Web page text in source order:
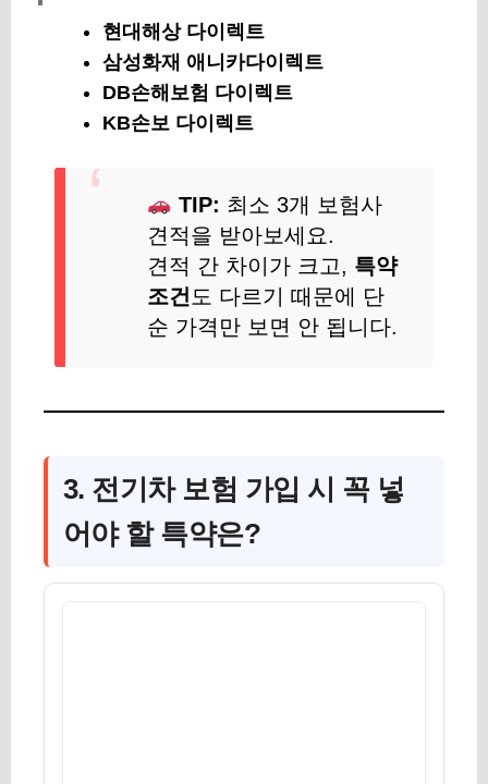
현대해상 다이렉트
삼성화재 애니카다이렉트
DB손해보험 다이렉트
KB손보 다이렉트
TIP: 최소 3개 보험사
견적을 받아보세요.
견적 간 차이가 크고, 특약
조건 도 다르기 때문에 단
순 가격만 보면 안 됩니다.
3. 전기차 보험 가입 시 꼭 넣
어야 할 특약은?